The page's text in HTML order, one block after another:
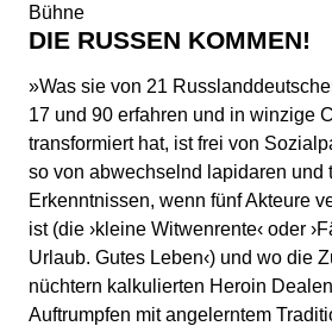
Bühne
DIE RUSSEN KOMMEN!
»Was sie von 21
17 und 90 erfahren und in winzige
transformiert hat, ist frei von
so von abwechselnd lapidaren und
Erkenntnissen, wenn fünf Akteure
ist (die ›kleine Witwenrente‹ oder
Urlaub. Gutes Leben‹) und wo die
nüchtern kalkulierten Heroin
Auftrumpfen mit angelerntem